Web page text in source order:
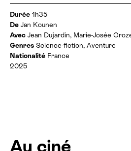
r
a
i
r
e
s
:
I
n
f
o
r
m
a
Durée 1h35
De Jan Kounen
Avec Jean Dujardin, Marie-Josée
Genres Science-fiction, Aventure
Nationalité France
2025
Au ciné